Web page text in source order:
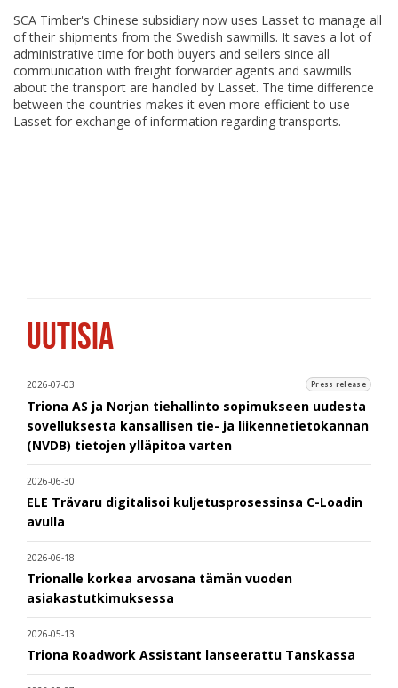
SCA Timber's Chinese subsidiary now uses Lasset to manage all
of their shipments from the Swedish sawmills. It saves a lot of
administrative time for both buyers and sellers since all
communication with freight forwarder agents and sawmills
about the transport are handled by Lasset. The time difference
between the countries makes it even more efficient to use
Lasset for exchange of information regarding transports.
UUTISIA
2026-07-03 Press release
Triona AS ja Norjan tiehallinto sopimukseen uudesta
sovelluksesta kansallisen tie- ja liikennetietokannan
(NVDB) tietojen ylläpitoa varten
2026-06-30
ELE Trävaru digitalisoi kuljetusprosessinsa C-Loadin
avulla
2026-06-18
Trionalle korkea arvosana tämän vuoden
asiakastutkimuksessa
2026-05-13
Triona Roadwork Assistant lanseerattu Tanskassa